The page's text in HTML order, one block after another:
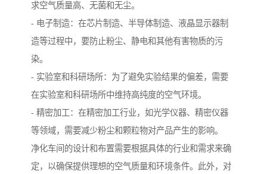
求空气质量高、无菌和无尘。
- 电子制造：在芯片制造、半导体制造、液晶显示器制
造等过程中，要防止粉尘、静电和其他有害物质的污
染。
- 实验室和科研场所：为了避免实验结果的偏差，需要
在实验室和科研场所中维持高纯度的空气环境。
- 精密加工：在精密加工行业，如光学仪器、精密仪器
等领域，需要减少粉尘和颗粒物对产品产生的影响。
净化车间的设计和布置需要根据具体的行业和需求来确
定，以确保提供理想的空气质量和环境条件。此外，对